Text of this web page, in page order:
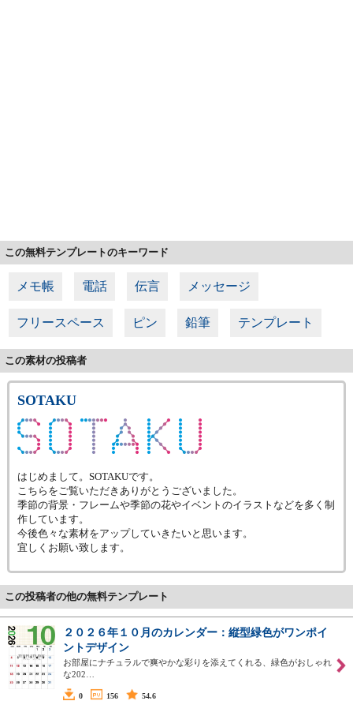
この無料テンプレートのキーワード
メモ帳 電話 伝言 メッセージ
フリースペース ピン 鉛筆 テンプレート
この素材の投稿者
SOTAKU
はじめまして。SOTAKUです。
こちらをご覧いただきありがとうございました。
季節の背景・フレームや季節の花やイベントのイラストなどを多く制
作しています。
今後色々な素材をアップしていきたいと思います。
宜しくお願い致します。
この投稿者の他の無料テンプレート
２０２６年１０月のカレンダー：縦型緑色がワンポイ
ントデザイン
お部屋にナチュラルで爽やかな彩りを添えてくれる、緑色がおしゃれ
な202…
0 156 54.6